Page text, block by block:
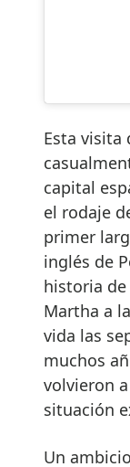
Esta visita
capital
el rodaje
primer
inglés de
historia
Martha a
vida las
muchos
volvieron
situación
Un